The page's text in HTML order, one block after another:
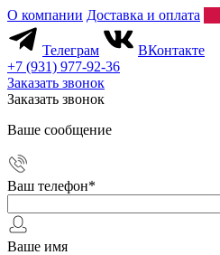
О компании Доставка и оплата
Телеграм
ВКонтакте
+7 (931) 977-92-36
Заказать звонок
Заказать звонок
Ваше сообщение
Ваш телефон*
Ваше имя